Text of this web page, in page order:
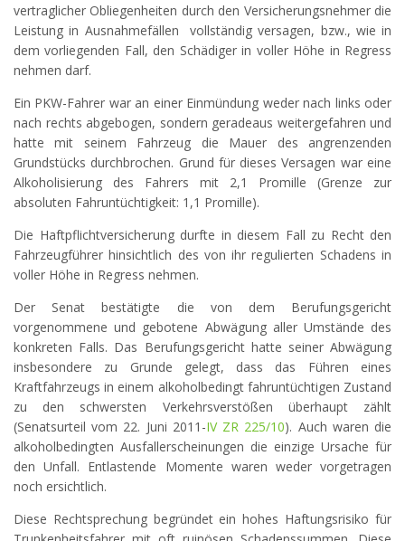
vertraglicher Obliegenheiten durch den Versicherungsnehmer die
Leistung in Ausnahmefällen vollständig versagen, bzw., wie in
dem vorliegenden Fall, den Schädiger in voller Höhe in Regress
nehmen darf.
Ein PKW-Fahrer war an einer Einmündung weder nach links oder
nach rechts abgebogen, sondern geradeaus weitergefahren und
hatte mit seinem Fahrzeug die Mauer des angrenzenden
Grundstücks durchbrochen. Grund für dieses Versagen war eine
Alkoholisierung des Fahrers mit 2,1 Promille (Grenze zur
absoluten Fahruntüchtigkeit: 1,1 Promille).
Die Haftpflichtversicherung durfte in diesem Fall zu Recht den
Fahrzeugführer hinsichtlich des von ihr regulierten Schadens in
voller Höhe in Regress nehmen.
Der Senat bestätigte die von dem Berufungsgericht
vorgenommene und gebotene Abwägung aller Umstände des
konkreten Falls. Das Berufungsgericht hatte seiner Abwägung
insbesondere zu Grunde gelegt, dass das Führen eines
Kraftfahrzeugs in einem alkoholbedingt fahruntüchtigen Zustand
zu den schwersten Verkehrsverstößen überhaupt zählt
(Senatsurteil vom 22. Juni 2011-IV ZR 225/10). Auch waren die
alkoholbedingten Ausfallerscheinungen die einzige Ursache für
den Unfall. Entlastende Momente waren weder vorgetragen
noch ersichtlich.
Diese Rechtsprechung begründet ein hohes Haftungsrisiko für